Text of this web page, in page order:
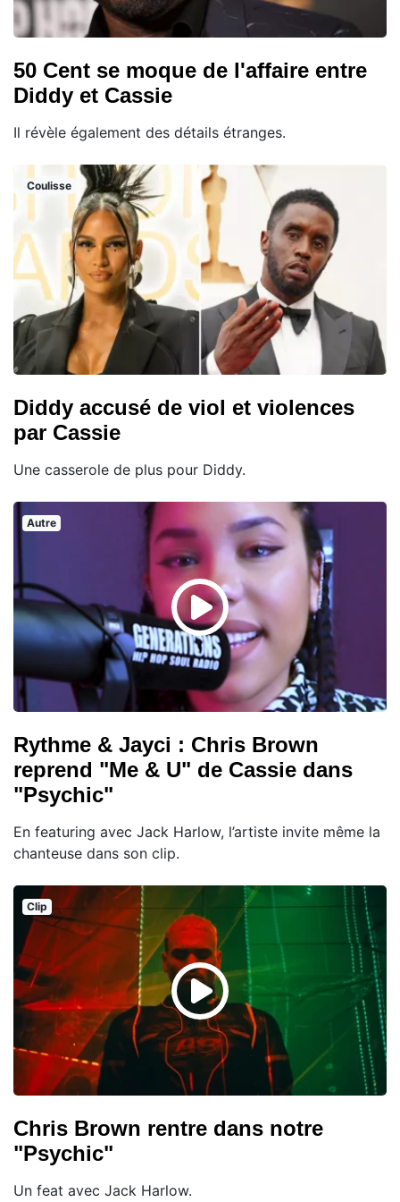
50 Cent se moque de l'affaire entre
Diddy et Cassie
Il révèle également des détails étranges.
Coulisse
Diddy accusé de viol et violences
par Cassie
Une casserole de plus pour Diddy.
Autre
Rythme & Jayci : Chris Brown
reprend "Me & U" de Cassie dans
"Psychic"
En featuring avec Jack Harlow, l’artiste invite même la
chanteuse dans son clip.
Clip
Chris Brown rentre dans notre
"Psychic"
Un feat avec Jack Harlow.